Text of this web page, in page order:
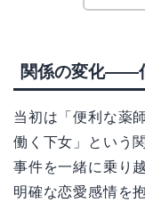
関係の変化——
当初は「便利な薬
働く下女」という
事件を一緒に乗り
明確な恋愛感情を